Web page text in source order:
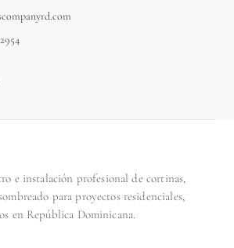
e instalación profesional de cortinas,
para proyectos residenciales,
en República Dominicana.